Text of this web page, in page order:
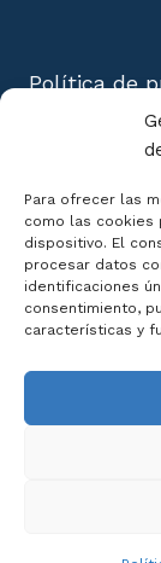
Para ofrecer las
como las cookies
dispositivo. El
procesar datos
identificaciones
consentimiento,
características y
Política de
Aviso Legal
Política de